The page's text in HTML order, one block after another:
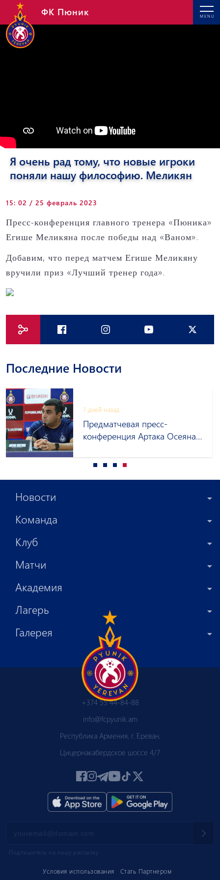
MENU
ФК Пюник
Я очень рад тому, что новые игроки
поняли нашу философию. Меликян
15: 02 / 25 февраль 2023
Пресс-конференция главного тренера «Пюника»
Егише Меликяна после победы над «Ваном».
Добавим, что перед матчем Егише Меликяну
вручили приз «Лучший тренер года».
Последние Новости
7 дней назад
Предматчевая пресс-
конференция Артака Осеяна
Новости
Команда
Клуб
Матчи
Академия
Лагерь
Галерея
Условия использования Стать Партнером
+374 55 44-84-88
info@fcpyunik.am
Республика Армения, г. Ереван,
Цицернакабердское шоссе 4/7
Подпишитесь на нашу рассылку